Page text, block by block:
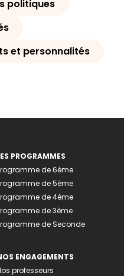
politiques
et personnalités
PROGRAMMES
de 6ème
de 5ème
de 4ème
de 3ème
de Seconde
ENGAGEMENTS
professeurs